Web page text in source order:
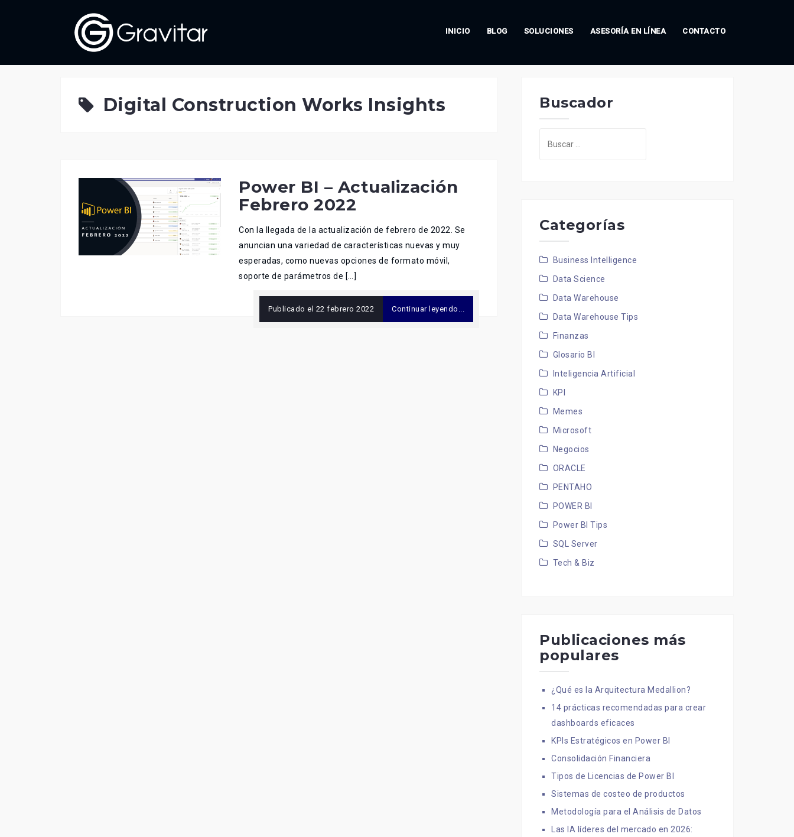
INICIO BLOG SOLUCIONES ASESORÍA EN LÍNEA CONTACTO
Digital Construction Works Insights
Power BI – Actualización
Febrero 2022
Con la llegada de la actualización de febrero de 2022. Se
anuncian una variedad de características nuevas y muy
esperadas, como nuevas opciones de formato móvil,
soporte de parámetros de […]
Publicado el 22 febrero 2022 Continuar leyendo...
Buscador
Categorías
Business Intelligence
Data Science
Data Warehouse
Data Warehouse Tips
Finanzas
Glosario BI
Inteligencia Artificial
KPI
Memes
Microsoft
Negocios
ORACLE
PENTAHO
POWER BI
Power BI Tips
SQL Server
Tech & Biz
Publicaciones más
populares
¿Qué es la Arquitectura Medallion?
14 prácticas recomendadas para crear
dashboards eficaces
KPIs Estratégicos en Power BI
Consolidación Financiera
Tipos de Licencias de Power BI
Sistemas de costeo de productos
Metodología para el Análisis de Datos
Las IA líderes del mercado en 2026: